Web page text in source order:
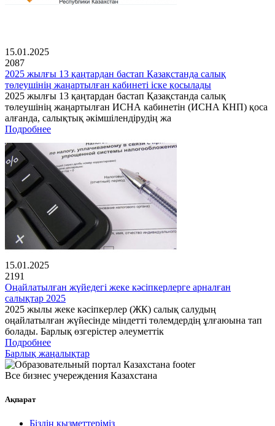
15.01.2025
2087
2025 жылғы 13 қаңтардан бастап Қазақстанда салық
төлеушінің жаңартылған кабинеті іске қосылады
2025 жылғы 13 қаңтардан бастап Қазақстанда салық
төлеушінің жаңартылған ИСНА кабинетін (ИСНА КНП) қоса
алғанда, салықтық әкімшілендірудің жа
Подробнее
15.01.2025
2191
Оңайлатылған жүйедегі жеке кәсіпкерлерге арналған
салықтар 2025
2025 жылы жеке кәсіпкерлер (ЖК) салық салудың
оңайлатылған жүйесінде міндетті төлемдердің ұлғаюына тап
болады. Барлық өзгерістер әлеуметтік
Подробнее
Барлық жаңалықтар
Все бизнес учереждения Казахстана
Ақпарат
Біздің қызметтеріміз